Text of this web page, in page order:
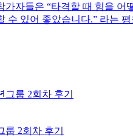
자들은 “타격할 때 힘을
수 있어 좋았습니다.” 라는
2회차 후기